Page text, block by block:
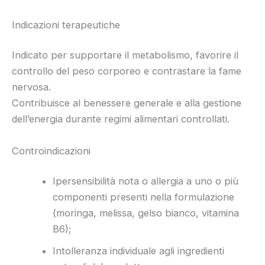
Indicazioni terapeutiche
Indicato per supportare il metabolismo, favorire il
controllo del peso corporeo e contrastare la fame
nervosa.
Contribuisce al benessere generale e alla gestione
dell’energia durante regimi alimentari controllati.
Controindicazioni
Ipersensibilità nota o allergia a uno o più
componenti presenti nella formulazione
(moringa, melissa, gelso bianco, vitamina
B6);
Intolleranza individuale agli ingredienti